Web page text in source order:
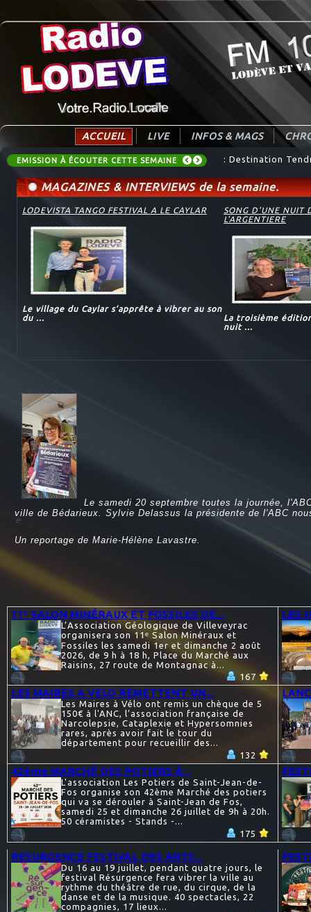
ACCUEIL LIVE INFOS & MAGS
EMISSION À ÉCOUTER CETTE SEMAINE : Destination
MAGAZINES & INTERVIEWS de la semaine.
LODEVISTA TANGO FESTIVAL A LE CAYLAR
Le village du Caylar s’apprête à vibrer au son
du ...
SONG D'UNE NUIT
L'ARGENTIERE
La troisième
nuit ...
Le samedi 20 septembre toutes la journée,
ville de Bédarieux. Sylvie Delassus la présidente de l'ABC
e
Un reportage de Marie-Hélène Lavastre.
11ᵉ SALON MINÉRAUX ET FOSSILES DE...
L’Association Géologique de Villeveyrac
organisera son 11ᵉ Salon Minéraux et
Fossiles les samedi 1er et dimanche 2 août
2026, de 9 h à 18 h, Place du Marché aux
Raisins, 27 route de Montagnac à...
167
LES
LES MAIRES A VELO REMETTENT UN...
Les Maires à Vélo ont remis un chèque de 5
150€ à l'ANC, l’association française de
Narcolepsie, Cataplexie et Hypersomnies
rares, après avoir fait le tour du
département pour recueillir des...
132
42ème MARCHÉ DES POTIERS À...
L'association Les Potiers de Saint-Jean-de-
Fos organise son 42ème Marché des potiers
qui va se dérouler à Saint-Jean de Fos,
samedi 25 et dimanche 26 juillet de 9h à 20h.
50 céramistes - Stands -...
175
RESURGENCE FESTIVAL DES ARTS...
Du 16 au 19 juillet, pendant quatre jours, le
festival Résurgence fera vibrer la ville au
rythme du théâtre de rue, du cirque, de la
danse et de la musique. 40 spectacles, 22
compagnies, 17 lieux...